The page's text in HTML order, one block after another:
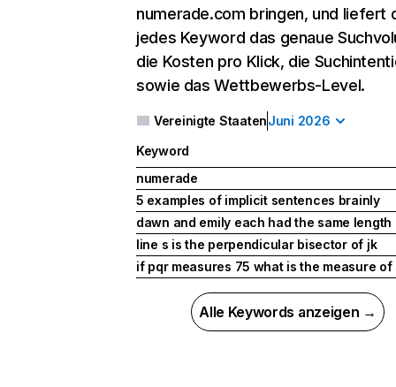
numerade.com bringen, und liefert
jedes Keyword das genaue
die Kosten pro Klick, die
sowie das Wettbewerbs-Level.
Vereinigte StaatenJuni 2026
Keyword
numerade
5 examples of implicit sentences brainly
dawn and emily each had the same
line s is the perpendicular bisector of jk
if pqr measures 75 what is the measure of
Alle Keywords anzeigen →